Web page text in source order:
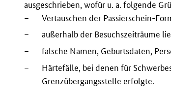
ausgeschrieben, wofür u. a. folgende
–
Vertauschen der Passierschein-
–
außerhalb der Besuchszeiträume
–
falsche Namen, Geburtsdaten,
–
Härtefälle, bei denen für
Grenzübergangsstelle erfolgte.